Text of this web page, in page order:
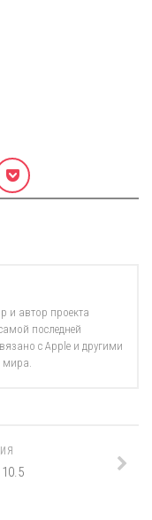
и автор проекта
последней
с Apple и другими
мира.